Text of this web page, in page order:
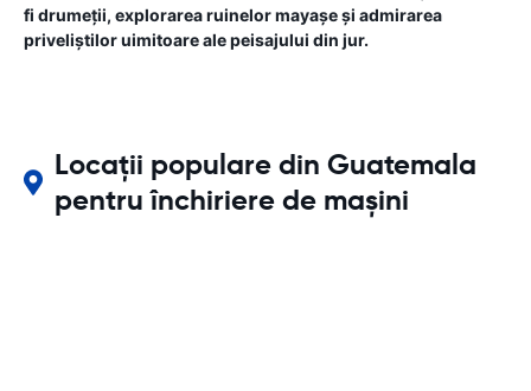
fi drumeții, explorarea ruinelor mayașe și admirarea
priveliștilor uimitoare ale peisajului din jur.
Locații populare din Guatemala
pentru închiriere de mașini